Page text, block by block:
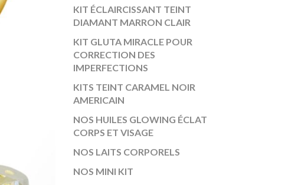
KIT ÉCLAIRCISSANT TEINT
DIAMANT MARRON CLAIR
KIT GLUTA MIRACLE POUR
CORRECTION DES
IMPERFECTIONS
KITS TEINT CARAMEL NOIR
AMERICAIN
NOS HUILES GLOWING ÉCLAT
CORPS ET VISAGE
NOS LAITS CORPORELS
NOS MINI KIT